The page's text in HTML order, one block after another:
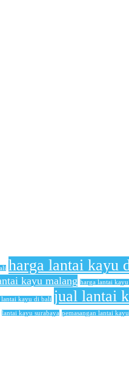
harga lantai kayu
kayu malang harga lantai
kayu di bali jual lantai
lantai kayu surabaya pemasangan lantai kayu